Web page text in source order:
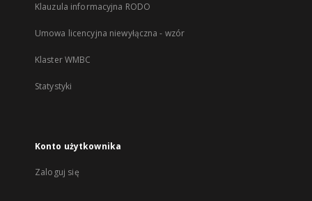
Klauzula informacyjna RODO
Umowa licencyjna niewyłączna - wzór
Klaster WMBC
Statystyki
Konto użytkownika
Zaloguj się